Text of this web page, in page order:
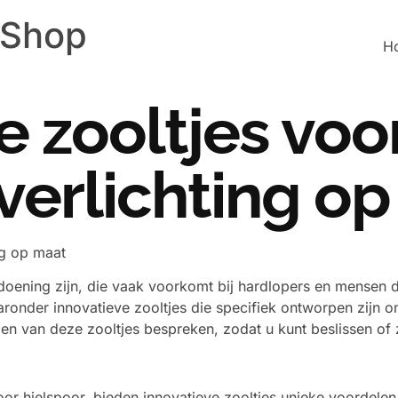
zooltjes
op maat
zijn, die vaak voorkomt bij hardlopers en
innovatieve zooltjes die specifiek ontworpen zijn
van deze zooltjes bespreken, zodat u kunt beslissen of